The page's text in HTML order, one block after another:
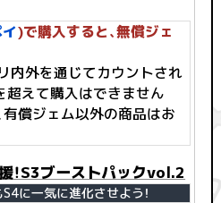
)で購入すると、無償ジェ
内外を通じてカウントされ
超えて購入はできません
償ジェム以外の商品はお
！S3ブーストパックvol.2
に一気に進化させよう！